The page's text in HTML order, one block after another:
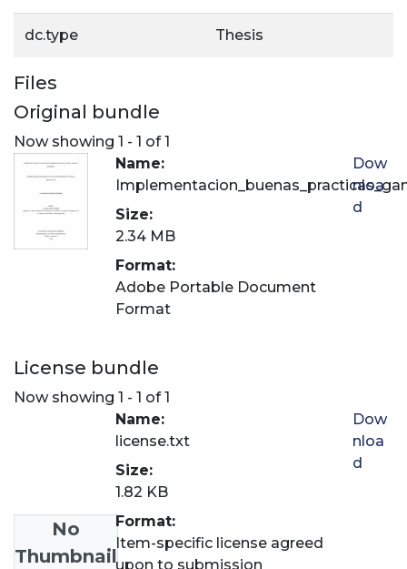
dc.type Thesis
Files
Original bundle
Now showing 1 - 1 of 1
Name:
Size:
2.34 MB
Format:
Adobe Portable Document
Format
Dow
nloa
d
License bundle
Now showing 1 - 1 of 1
No
Thumbnail
Name:
license.txt
Size:
1.82 KB
Format:
Item-specific license agreed
upon to submission
Dow
nloa
d